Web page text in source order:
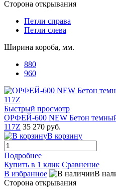
Сторона открывания
Петли справа
Петли слева
Ширина короба, мм.
880
960
Быстрый просмотр
ОРФЕЙ-600 NEW Бетон
117Z 35 270 руб.
В корзину
Подробнее
Купить в 1 клик Сравнение
В избранное
В
Сторона открывания